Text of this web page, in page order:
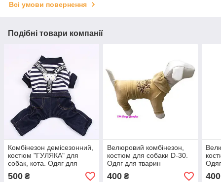
Всі умови повернення
Подібні товари компанії
Комбінезон демісезонний,
костюм "ГУЛЯКА" для
собак, кота. Одяг для
500 ₴
Велюровий комбінезон,
костюм для собаки D-30.
Одяг для тварин
400₴ 400